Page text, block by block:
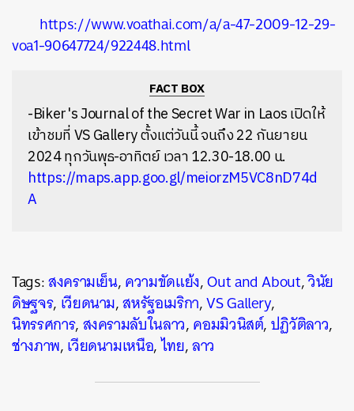
https://www.voathai.com/a/a-47-2009-12-29-
voa1-90647724/922448.html
FACT BOX
-Biker's Journal of the Secret War in Laosเปิดให้
เข้าชมที่ VS Gallery ตั้งแต่วันนี้ จนถึง 22 กันยายน
2024 ทุกวันพุธ-อาทิตย์ เวลา 12.30-18.00 น.
https://maps.app.goo.gl/meiorzM5VC8nD74d
A
Tags:สงครามเย็น,ความขัดแย้ง,Out and About,วินัย
ดิษฐจร, เวียดนาม,สหรัฐอเมริกา,VS Gallery,
นิทรรศการ,สงครามลับในลาว,คอมมิวนิสต์,ปฏิวัติลาว,
ช่างภาพ,เวียดนามเหนือ,ไทย,ลาว